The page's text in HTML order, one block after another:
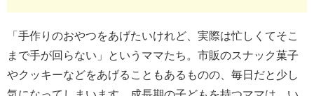
「手作りのおやつをあげたいけれど、実際は忙しくてそこ
まで手が回らない」というママたち。市販のスナック菓子
やクッキーなどをあげることもあるものの、毎日だと少し